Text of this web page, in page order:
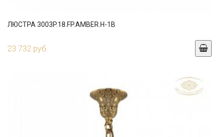
ЛЮСТРА 3003P.18.FP.AMBER.H-1B
23 732 руб.